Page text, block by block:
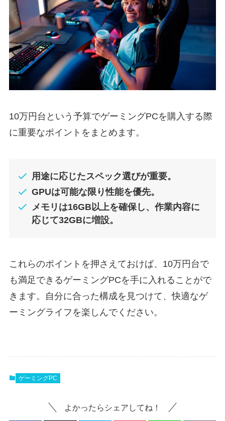
10万円台という予算でゲーミングPCを購入する際
に重要なポイントをまとめます。
用途に応じたスペック選びが重要。
GPUは可能な限り性能を優先。
メモリは16GB以上を確保し、作業内容に
応じて32GBに増設。
これらのポイントを押さえておけば、10万円台で
も満足できるゲーミングPCを手に入れることがで
きます。自分に合った構成を見つけて、快適なゲ
ーミングライフを楽しんでください。
ゲーミングPC
よかったらシェアしてね！